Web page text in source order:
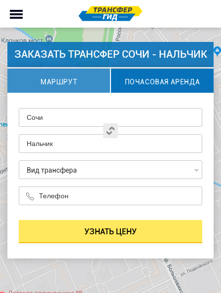
ЗАКАЗАТЬ ТРАНСФЕР СОЧИ - НАЛЬЧИК
МАРШРУТ ПОЧАСОВАЯ АРЕНДА
Вид трансфера